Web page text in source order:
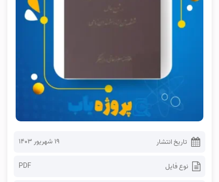
تاریخ انتشار ۱۹ شهریور ۱۴۰۳
نوع فایل PDF